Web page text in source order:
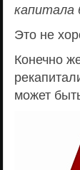
капитала
Это не
Конечно
может